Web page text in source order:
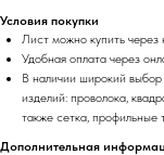
Условия покупки
Лист можно купить через
Удобная оплата через
В наличии широкий выбор
изделий: проволока,
также сетка, профильные
Дополнительная